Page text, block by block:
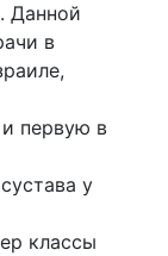
Данной
в
первую в
у
классы